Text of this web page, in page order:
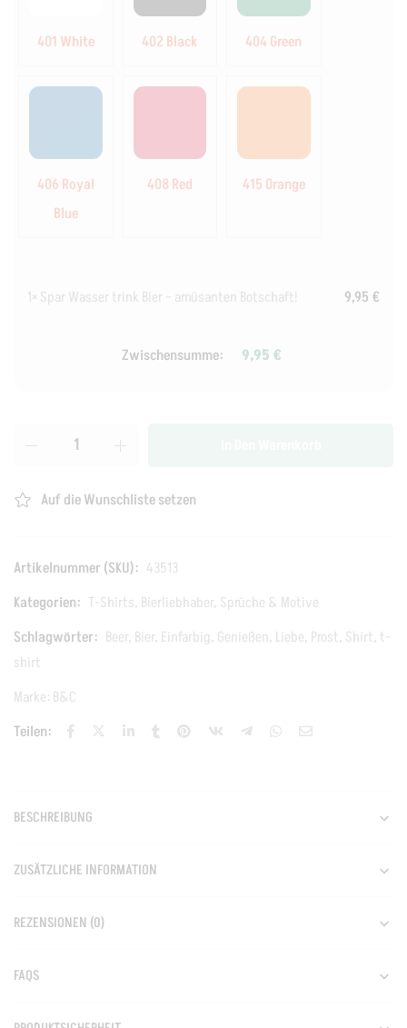
401 White 402 Black 404 Green
406 Royal
Blue
408 Red 415 Orange
1× Spar Wasser trink Bier – amüsanten Botschaft! 9,95 €
Zwischensumme: 9,95 €
Auf die Wunschliste setzen
Artikelnummer (SKU): 43513
Kategorien: T-Shirts, Bierliebhaber, Sprüche & Motive
Schlagwörter: Beer, Bier, Einfarbig, Genießen, Liebe, Prost, Shirt, t-
shirt
Marke: B&C
Teilen:
BESCHREIBUNG
ZUSÄTZLICHE INFORMATION
REZENSIONEN (0)
FAQS